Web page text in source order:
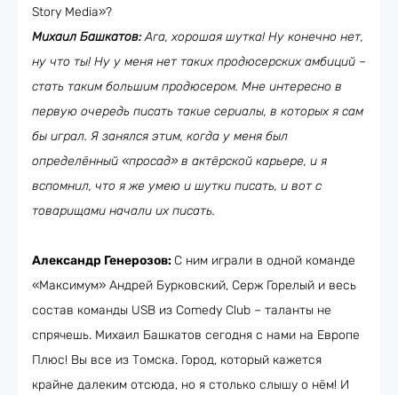
Story Media»?
Михаил Башкатов:Ага, хорошая шутка! Ну конечно нет,
ну что ты! Ну у меня нет таких продюсерских амбиций –
стать таким большим продюсером. Мне интересно в
первую очередь писать такие сериалы, в которых я сам
бы играл. Я занялся этим, когда у меня был
определённый «просад» в актёрской карьере, и я
вспомнил, что я же умею и шутки писать, и вот с
товарищами начали их писать.
Александр Генерозов: С ним играли в одной команде
«Максимум» Андрей Бурковский, Серж Горелый и весь
состав команды USB из Comedy Club – таланты не
спрячешь. Михаил Башкатов сегодня с нами на Европе
Плюс! Вы все из Томска. Город, который кажется
крайне далеким отсюда, но я столько слышу о нём! И